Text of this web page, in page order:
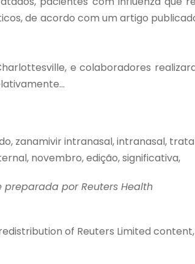
de acordo com um artigo
e colaboradores
zanamivir intranasal, intranasal,
novembro, edição, significativa,
preparada por Reuters Health
of Reuters Limited